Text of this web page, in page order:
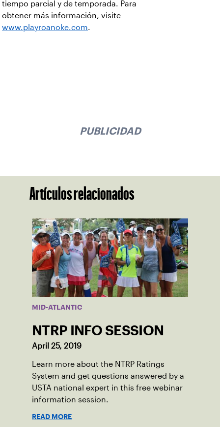
tiempo parcial y de temporada. Para
obtener más información, visite
www.playroanoke.com.
PUBLICIDAD
Artículos relacionados
MID-ATLANTIC
NTRP INFO SESSION
April 25, 2019
Learn more about the NTRP Ratings
System and get questions answered by a
USTA national expert in this free webinar
information session.
READ MORE